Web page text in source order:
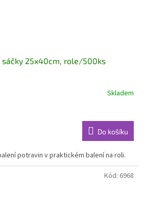
sáčky 25x40cm, role/500ks
Skladem
Do košíku
potravin v praktickém balení na roli.
Kód: 6968